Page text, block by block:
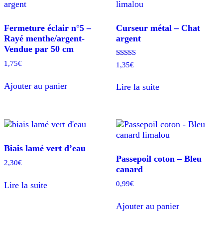
Fermeture éclair n°5 –
Rayé menthe/argent-
Vendue par 50 cm
1,75€
Ajouter au panier
Curseur métal – Chat
argent
Note
1,35€
Lire la suite
Biais lamé vert d’eau
2,30€
Lire la suite
Passepoil coton – Bleu
canard
0,99€
Ajouter au panier